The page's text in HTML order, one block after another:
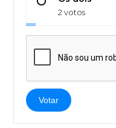
2 votos
Votar